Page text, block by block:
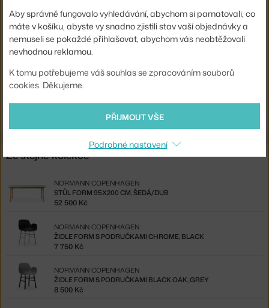
Kód produktu
NCP-606111
EAN
5712396018921
Ste zo Slovenska? Prejdite naStolička Form Chair Swivel 4L Black
Alu, grey
Ze stejné kolekce
STŮL FORM 95X200 CM, ŠEDÁ/DUB
NORMANN COPENHAGEN
52 500 Kč
ŽIDLE FORM S PODRUČKAMI CHROME, BLACK
NORMANN COPENHAGEN
7 750 Kč
ŽIDLE FORM S PODRUČKAMI BLACK OAK, GREY
NORMANN COPENHAGEN
8 500 Kč
Aby správně fungovalo vyhledávání, abychom si pamatovali, co
máte v košíku, abyste vy snadno zjistili stav vaší objednávky a
nemuseli se pokaždé přihlašovat, abychom vás neobtěžovali
nevhodnou reklamou.
K tomu potřebujeme váš souhlas se zpracováním souborů
cookies. Děkujeme.
PŘIJMOUT VŠE
Podrobné nastavení